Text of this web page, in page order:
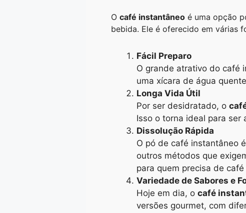
O café instantâneo é uma opção
bebida. Ele é oferecido em várias
Fácil Preparo
O grande atrativo do café
uma xícara de água
Longa Vida Útil
Por ser desidratado, o
Isso o torna ideal para ser
Dissolução Rápida
O pó de café instantâneo
outros métodos que
para quem precisa de
Variedade de Sabores e
Hoje em dia, o café
versões gourmet, com